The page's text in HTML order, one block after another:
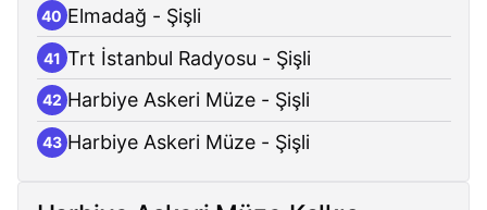
40 Elmadağ - Şişli
41 Trt İstanbul Radyosu - Şişli
42 Harbiye Askeri Müze - Şişli
43 Harbiye Askeri Müze - Şişli